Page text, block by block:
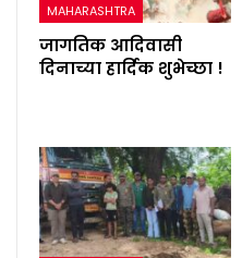
MAHARASHTRA
जागतिक आदिवासी
दिनाच्या हार्दिक शुभेच्छा !